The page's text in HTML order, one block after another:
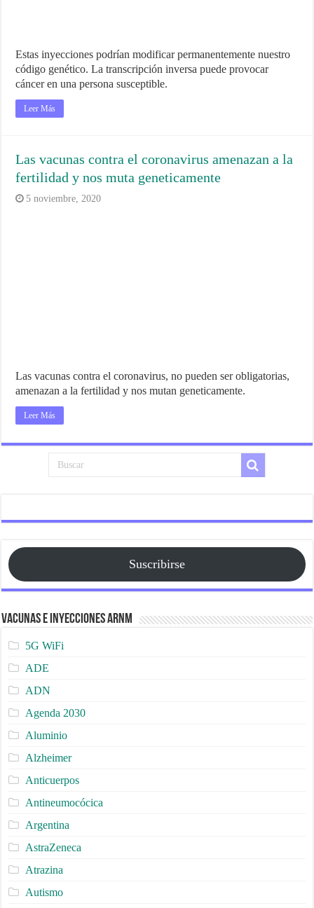
Estas inyecciones podrían modificar permanentemente nuestro
código genético. La transcripción inversa puede provocar
cáncer en una persona susceptible.
Leer Más
Las vacunas contra el coronavirus amenazan a la
fertilidad y nos muta geneticamente
5 noviembre, 2020
Las vacunas contra el coronavirus, no pueden ser obligatorias,
amenazan a la fertilidad y nos mutan geneticamente.
Leer Más
Suscribirse
Vacunas e Inyecciones ARNm
5G WiFi
ADE
ADN
Agenda 2030
Aluminio
Alzheimer
Anticuerpos
Antineumocócica
Argentina
AstraZeneca
Atrazina
Autismo